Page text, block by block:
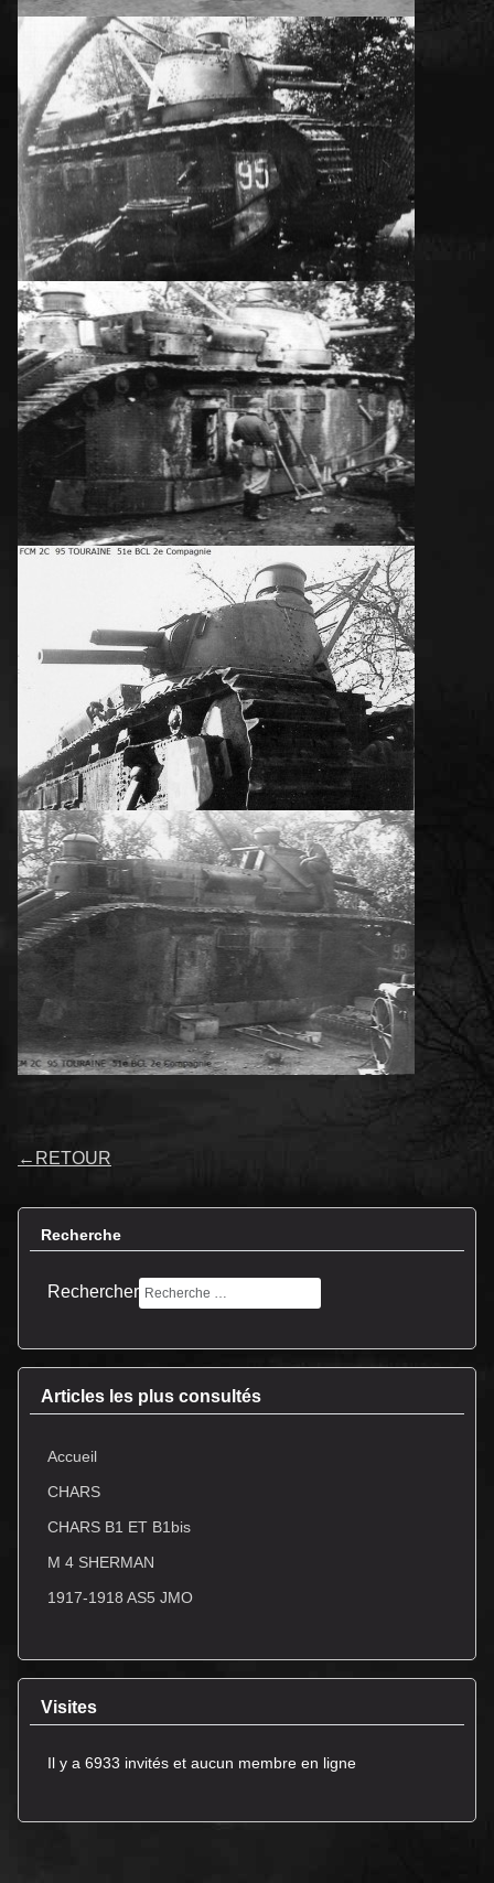
← RETOUR
Recherche
Rechercher
Articles les plus consultés
Accueil
CHARS
CHARS B1 ET B1bis
M 4 SHERMAN
1917-1918 AS5 JMO
Visites
Il y a 6933 invités et aucun membre en ligne